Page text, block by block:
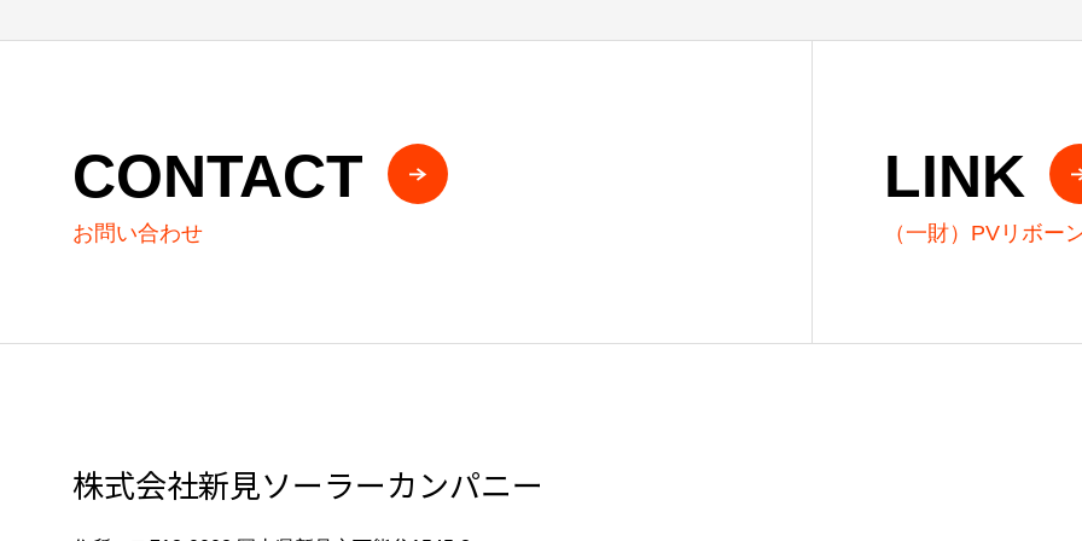
CONTACT
お問い合わせ
LINK
（一財）PVリボー
株式会社新見ソーラーカンパニー